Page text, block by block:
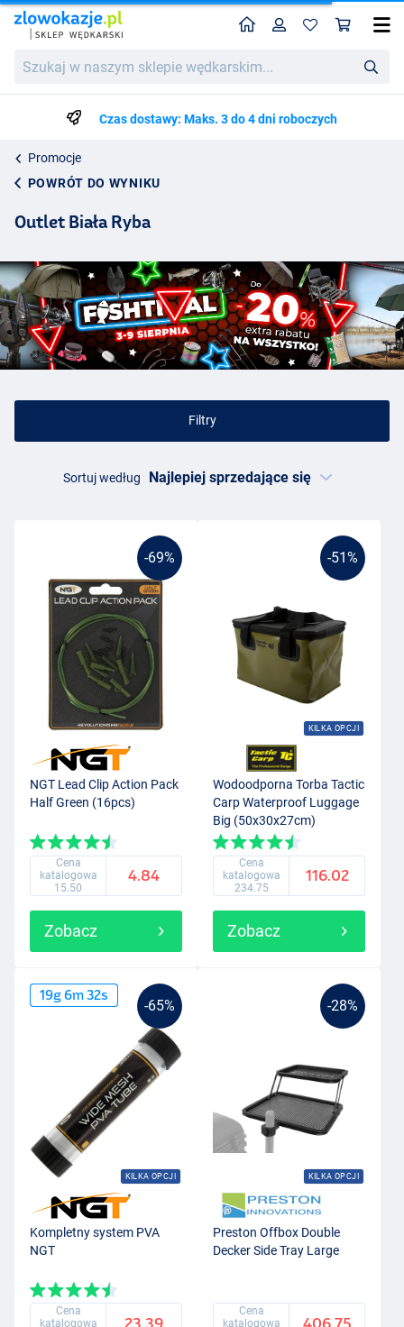
w
wędkarskim...
HomeProfil
Czas dostawy: Maks. 3 do 4 dni roboczych
Promocje
POWRÓT DO WYNIKU
Outlet Biała Ryba
Filtry
Sortuj według
-69%
NGT Lead Clip Action Pack
Half Green (16pcs)
Cena
katalogowa
15.50
4.84
Zobacz
-51%
KILKA OPCJI
Wodoodporna Torba Tactic
Carp Waterproof Luggage
Big (50x30x27cm)
Cena
katalogowa
234.75
116.02
Zobacz
-65%
KILKA OPCJI
19g 6m31s
Kompletny system PVA
NGT
Cena
katalogowa
23.39
-28%
KILKA OPCJI
Preston Offbox Double
Decker Side Tray Large
Cena
katalogowa
406.75